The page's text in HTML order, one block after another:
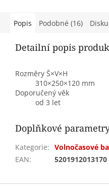
Popis Podobné (16)
Detailní popis
Rozměry Š×V×H
310×250×120 mm
Doporučený věk
od 3 let
Doplňkové
Kategorie: Volnočasové
EAN: 5201912013170